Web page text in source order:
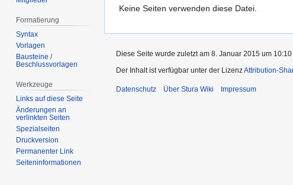
Keine Seiten verwenden diese Datei.
Formatierung
Syntax
Vorlagen
Bausteine /
Beschlussvorlagen
Werkzeuge
Links auf diese Seite
Änderungen an
verlinkten Seiten
Spezialseiten
Druckversion
Permanenter Link
Seiten­­informationen
Diese Seite wurde zuletzt am 8. Januar 2015 um
Der Inhalt ist verfügbar unter der LizenzAttribution-
Datenschutz Über Stura Wiki Impressum